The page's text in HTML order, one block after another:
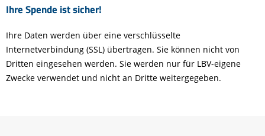
Ihre Spende ist sicher!
Ihre Daten werden über eine verschlüsselte
Internetverbindung (SSL) übertragen. Sie können nicht von
Dritten eingesehen werden. Sie werden nur für LBV-eigene
Zwecke verwendet und nicht an Dritte weitergegeben.